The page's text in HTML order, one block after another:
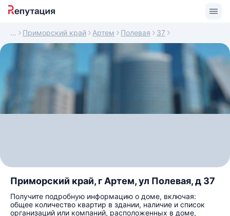
Приморский край Артем Полевая 37
Приморский край, г Артем, ул Полевая, д 37
Получите подробную информацию о доме, включая:
общее количество квартир в здании, наличие и список
организаций или компаний, расположенных в доме,